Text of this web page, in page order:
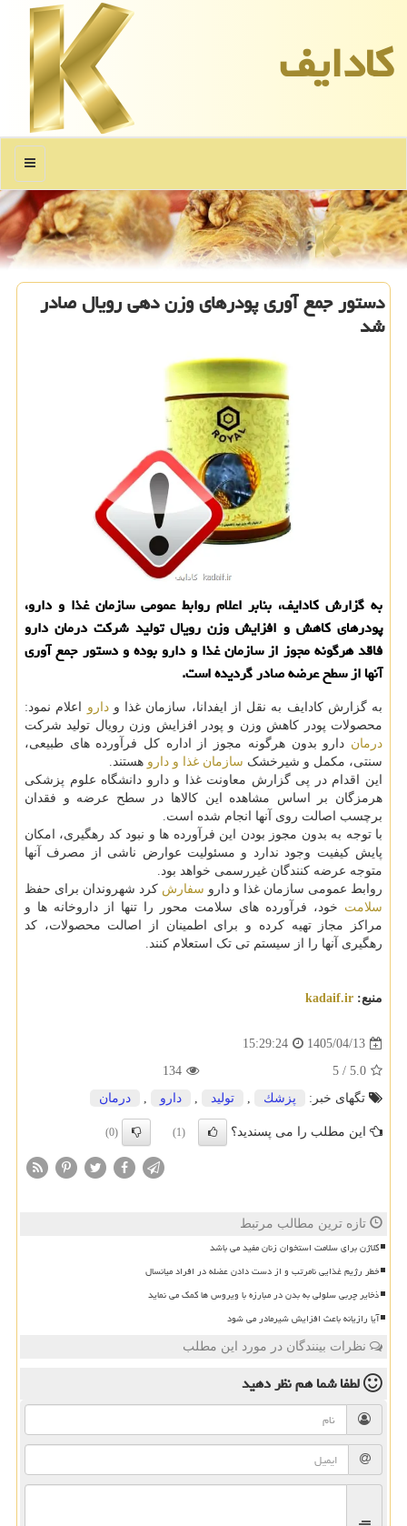
كادایف
منو
دستور جمع آوری پودرهای وزن دهی رویال صادر
شد
به گزارش کادایف، بنابر اعلام روابط عمومی سازمان غذا و دارو،
پودرهای کاهش و افزایش وزن رویال تولید شرکت درمان دارو
فاقد هرگونه مجوز از سازمان غذا و دارو بوده و دستور جمع آوری
آنها از سطح عرضه صادر گردیده است.
به گزارش کادایف به نقل از ایفدانا، سازمان غذا ودارو اعلام نمود:
محصولات پودر کاهش وزن و پودر افزایش وزن رویال تولید شرکت
درمان دارو بدون هرگونه مجوز از اداره کل فرآورده های طبیعی،
سنتی، مکمل و شیرخشک سازمان غذا و دارو هستند.
این اقدام در پی گزارش معاونت غذا و دارو دانشگاه علوم پزشکی
هرمزگان بر اساس مشاهده این کالاها در سطح عرضه و فقدان
برچسب اصالت روی آنها انجام شده است.
با توجه به بدون مجوز بودن این فرآورده ها و نبود کد رهگیری، امکان
پایش کیفیت وجود ندارد و مسئولیت عوارض ناشی از مصرف آنها
متوجه عرضه کنندگان غیررسمی خواهد بود.
روابط عمومی سازمان غذا و دارو سفارش کرد شهروندان برای حفظ
سلامت خود، فرآورده های سلامت محور را تنها از داروخانه ها و
مراکز مجاز تهیه کرده و برای اطمینان از اصالت محصولات، کد
رهگیری آنها را از سیستم تی تک استعلام کنند.
منبع: kadaif.ir
1405/04/13
15:29:24
5.0
/
5
134
تگهای خبر:
پزشك , تولید , دارو , درمان
این مطلب را می پسندید؟ (1)
(0)
تازه ترین مطالب مرتبط
کلاژن برای سلامت استخوان زنان مفید می باشد
خطر رژیم غذایی نامرتب و از دست دادن عضله در افراد میانسال
ذخایر چربی سلولی به بدن در مبارزه با ویروس ها کمک می نماید
آیا رازیانه باعث افزایش شیرمادر می شود
نظرات بینندگان در مورد این مطلب
لطفا شما همنظر دهید